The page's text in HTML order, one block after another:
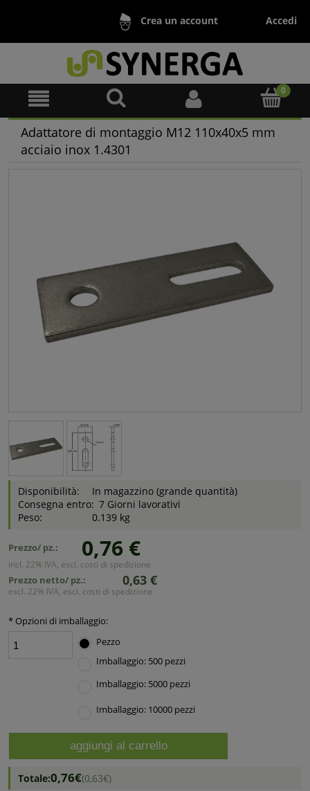
Crea un account Accedi
Adattatore di montaggio M12 110x40x5 mm
acciaio inox 1.4301
Disponibilità:
In magazzino (grande quantità)
Consegna entro: 7 Giorni lavorativi
Peso:
0.139 kg
Prezzo/ pz.: 0,76 €
incl. 22% IVA, escl. costi di spedizione
Prezzo netto/ pz.: 0,63 €
escl. 22% IVA, escl. costi di spedizione
*Opzioni di imballaggio:
Pezzo
Imballaggio: 500 pezzi
Imballaggio: 5000 pezzi
Imballaggio: 10000 pezzi
aggiungi al carrello
Totale:0,76€(0,63€)